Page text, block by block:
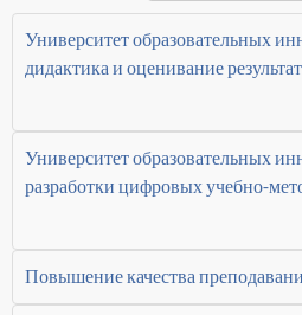
Университет образовательных
дидактика и оценивание
Университет образовательных
разработки цифровых учебно-
Повышение качества